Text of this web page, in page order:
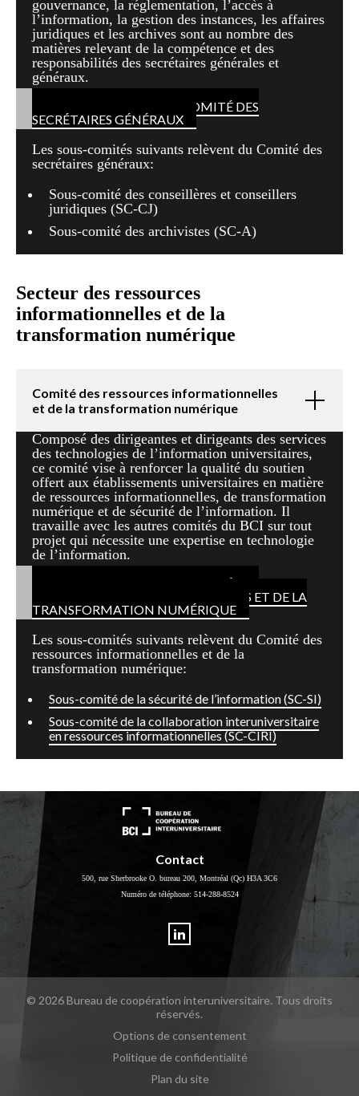
gouvernance, la réglementation, l’accès à
l’information, la gestion des instances, les affaires
juridiques et les archives sont au nombre des
matières relevant de la compétence et des
responsabilités des secrétaires générales et
généraux.
POUR CONTACTER LE COMITÉ DES
SECRÉTAIRES GÉNÉRAUX
Les sous-comités suivants relèvent du Comité des
secrétaires généraux:
Sous-comité des conseillères et conseillers
juridiques (SC-CJ)
Sous-comité des archivistes (SC-A)
Secteur des ressources
informationnelles et de la
transformation numérique
Comité des ressources informationnelles
et de la transformation numérique
Composé des dirigeantes et dirigeants des services
des technologies de l’information universitaires,
ce comité vise à renforcer la qualité du soutien
offert aux établissements universitaires en matière
de ressources informationnelles, de transformation
numérique et de sécurité de l’information. Il
travaille avec les autres comités du BCI sur tout
projet qui nécessite une expertise en technologie
de l’information.
POUR CONTACTER LE COMITÉ DES
RESSOURCES INFORMATIONNELLES ET DE LA
TRANSFORMATION NUMÉRIQUE
Les sous-comités suivants relèvent du Comité des
ressources informationnelles et de la
transformation numérique:
Sous-comité de la sécurité de l’information (SC-SI)
Sous-comité de la collaboration interuniversitaire
en ressources informationnelles (SC-CIRI)
Contact
500, rue Sherbrooke O. bureau 200, Montréal (Qc) H3A 3C6
Numéro de téléphone: 514-288-8524
LinkedIn
© 2026 Bureau de coopération interuniversitaire. Tous droits
réservés.
Options de consentement
Politique de confidentialité
Plan du site